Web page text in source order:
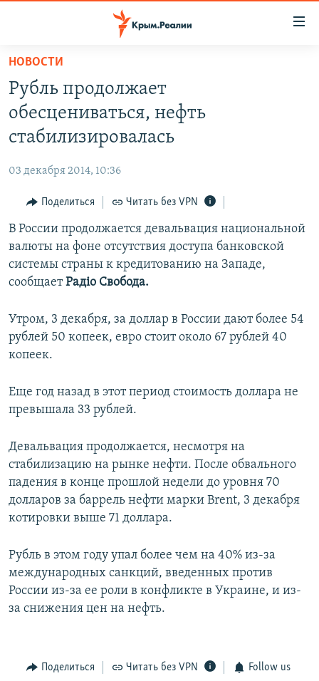
Вернуться
основному
содержанию
Вернутся
главной
навигации
Вернутся
поиску
НОВОСТИ
СПЕЦПРОЕКТЫ
ГРУЗ 200
11 ЛЕТ ОККУПАЦИИ КРЫМА. 11 ИСТОРИЙ СОПРОТИВЛЕНИЯ
ВОДА
ЕЩЕ
ИНТЕРАКТИВ
ИНФОГРАФИКА
ТЕЛЕПРОЕКТ КРЫМ.РЕАЛИИ
СОВЕТЫ ПРАВОЗАЩИТНИКОВ
ПОБЕДИТЕЛЕЙ НЕ СУДЯТ?
КРЫМ.НЕПОКОРЕННЫЙ
УКРАИНСКАЯ ПРОБЛЕМА КРЫМА
РАДІО СВОБОДА
КАК ОБОЙТИ БЛОКИРОВКУ
Українською
ПРИСОЕДИНЯЙТЕСЬ!
НОВОСТИ
Рубль продолжает
обесцениваться, нефть
стабилизировалась
03 декабря 2014, 10:36
Поделиться Читать без VPN
В России продолжается девальвация национальной
валюты на фоне отсутствия доступа банковской
системы страны к кредитованию на Западе,
сообщаетРадіо Свобода.
Утром, 3 декабря, за доллар в России дают более 54
рублей 50 копеек, евро стоит около 67 рублей 40
копеек.
Еще год назад в этот период стоимость доллара не
превышала 33 рублей.
Девальвация продолжается, несмотря на
стабилизацию на рынке нефти. После обвального
падения в конце прошлой недели до уровня 70
долларов за баррель нефти марки Brent, 3 декабря
котировки выше 71 доллара.
Рубль в этом году упал более чем на 40% из-за
международных санкций, введенных против
России из-за ее роли в конфликте в Украине, и из-
за снижения цен на нефть.
Поделиться Читать без VPN Follow us